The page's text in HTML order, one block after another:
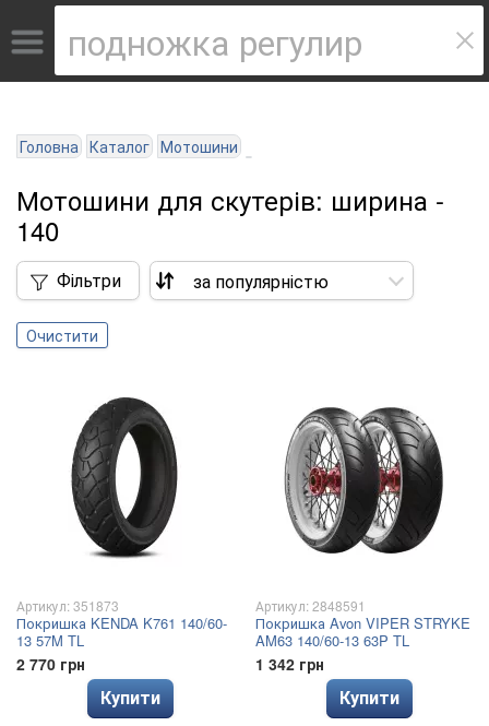
Головна Каталог Мотошини
Мотошини для скутерів: ширина -
140
Фільтри
Очистити
Артикул: 351873
Покришка KENDA K761 140/60-
13 57M TL
2 770 грн
Купити
Артикул: 2848591
Покришка Avon VIPER STRYKE
AM63 140/60-13 63P TL
1 342 грн
Купити